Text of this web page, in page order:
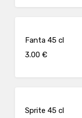
Fanta 45 cl
3.00 €
Sprite 45 cl